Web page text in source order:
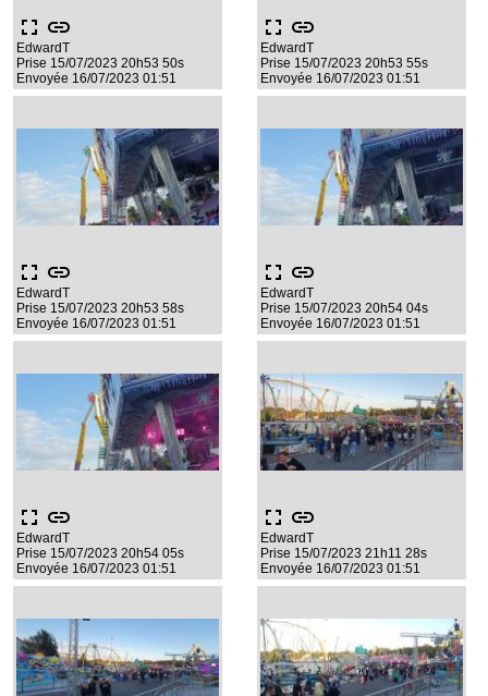
fullscreen link
EdwardT
Prise 15/07/2023 20h53 50s
Envoyée 16/07/2023 01:51
fullscreen link
EdwardT
Prise 15/07/2023 20h53 55s
Envoyée 16/07/2023 01:51
fullscreen link
EdwardT
Prise 15/07/2023 20h53 58s
Envoyée 16/07/2023 01:51
fullscreen link
EdwardT
Prise 15/07/2023 20h54 04s
Envoyée 16/07/2023 01:51
fullscreen link
EdwardT
Prise 15/07/2023 20h54 05s
Envoyée 16/07/2023 01:51
fullscreen link
EdwardT
Prise 15/07/2023 21h11 28s
Envoyée 16/07/2023 01:51